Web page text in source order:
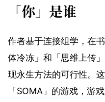
「你」是谁
作者基于连接组学，在
体冷冻」和「思维上传
现永生方法的可行性。
「SOMA」的游戏，游